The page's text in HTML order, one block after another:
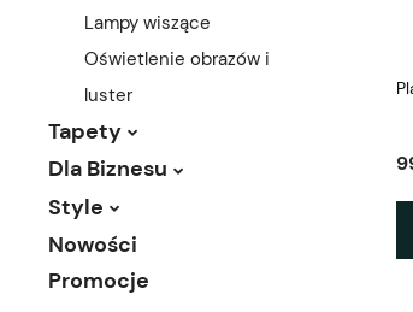
Lampy wiszące
Oświetlenie obrazów i
luster
Tapety
Dla Biznesu
Style
Nowości
Promocje